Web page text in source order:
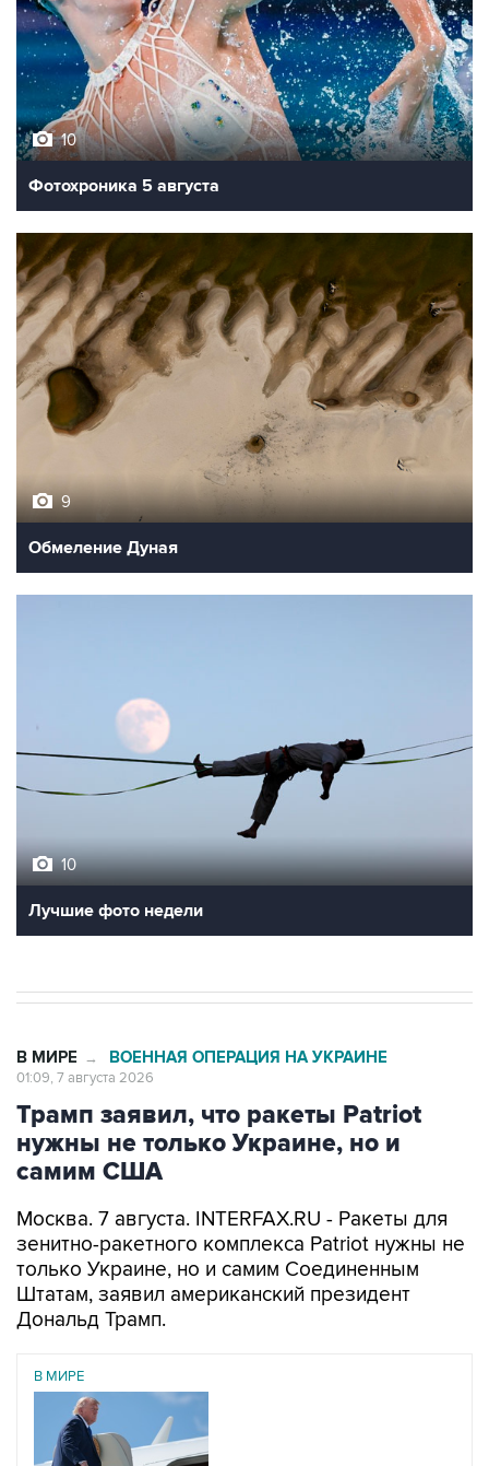
10
Фотохроника 5 августа
9
Обмеление Дуная
10
Лучшие фото недели
В МИРЕ → ВОЕННАЯ ОПЕРАЦИЯ НА УКРАИНЕ
01:09, 7 августа 2026
Трамп заявил, что ракеты Patriot
нужны не только Украине, но и
самим США
Москва. 7 августа. INTERFAX.RU - Ракеты для
зенитно-ракетного комплекса Patriot нужны не
только Украине, но и самим Соединенным
Штатам, заявил американский президент
Дональд Трамп.
В МИРЕ